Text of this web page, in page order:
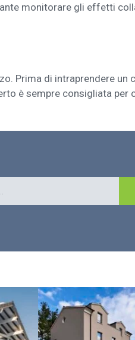
monitorare gli effetti
Prima di intraprendere un
è sempre consigliata